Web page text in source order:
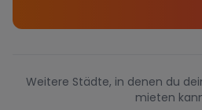
Weitere Städte, in denen du
mieten